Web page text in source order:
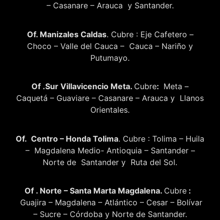
– Casanare – Arauca y Santander.
Of. Manizales Caldas. Cubre : Eje Cafetero –
Choco – Valle del Cauca – Cauca – Nariño y
Putumayo.
Of .Sur Villavicencio Meta. Cubre: Meta –
Caquetá – Guaviare – Casanare – Arauca y Llanos
Orientales.
Of. Centro – Honda Tolima. Cubre : Tolima – Huila
– Magdalena Medio- Antioquia – Santander –
Norte de Santander y Ruta del Sol.
Of . Norte – Santa Marta Magdalena. Cubre :
Guajira – Magdalena – Atlántico – Cesar – Bolívar
– Sucre – Córdoba y Norte de Santander.